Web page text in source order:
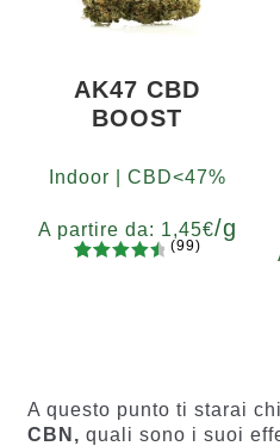
AK47 CBD
BOOST
Indoor | CBD<47%
A partire da: 1,45€/g
i
(99)
A questo punto ti starai
CBN, quali sono i suoi